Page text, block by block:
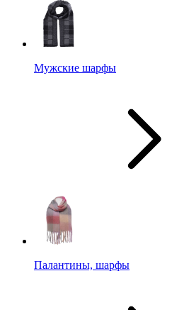
Мужские шарфы
Палантины, шарфы